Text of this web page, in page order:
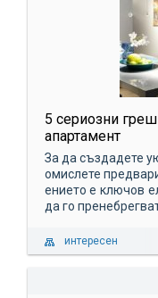
5 сериозни
апартамент
За да създадете
омислете
ението е ключов
да го
интересен